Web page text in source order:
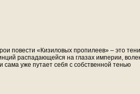
повести «Кизиловых пропилеев» – это
распадающейся на глазах империи,
сама уже путает себя с собственной тенью